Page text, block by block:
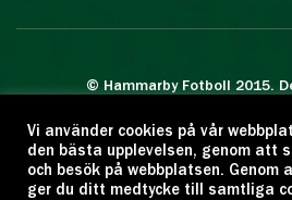
© Hammarby Fotboll 2015.
Eftertryck eller annan
Citera oss gärna men
www.hammarbyfotboll.se.
Vi använder cookies på vår
den bästa upplevelsen, genom att
och besök på webbplatsen. Genom
ger du ditt medtycke till samtliga